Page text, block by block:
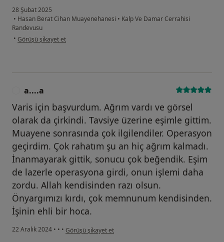
28 Şubat 2025
• Hasan Berat Cihan Muayenehanesi • Kalp Ve Damar Cerrahisi
Randevusu
• kullanıcının görüşüne göre h....a
Görüşü şikayet et
a....a
Varis için başvurdum. Ağrım vardı ve görsel
olarak da çirkindi. Tavsiye üzerine eşimle gittim.
Muayene sonrasında çok ilgilendiler. Operasyon
geçirdim. Çok rahatım şu an hiç ağrım kalmadı.
İnanmayarak gittik, sonucu çok beğendik. Eşim
de lazerle operasyona girdi, onun işlemi daha
zordu. Allah kendisinden razı olsun.
Önyargımızı kırdı, çok memnunum kendisinden.
İşinin ehli bir hoca.
22 Aralık 2024 • • • kullanıcının görüşüne göre a....a
Görüşü şikayet et